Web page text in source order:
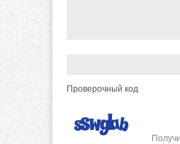
Проверочный код